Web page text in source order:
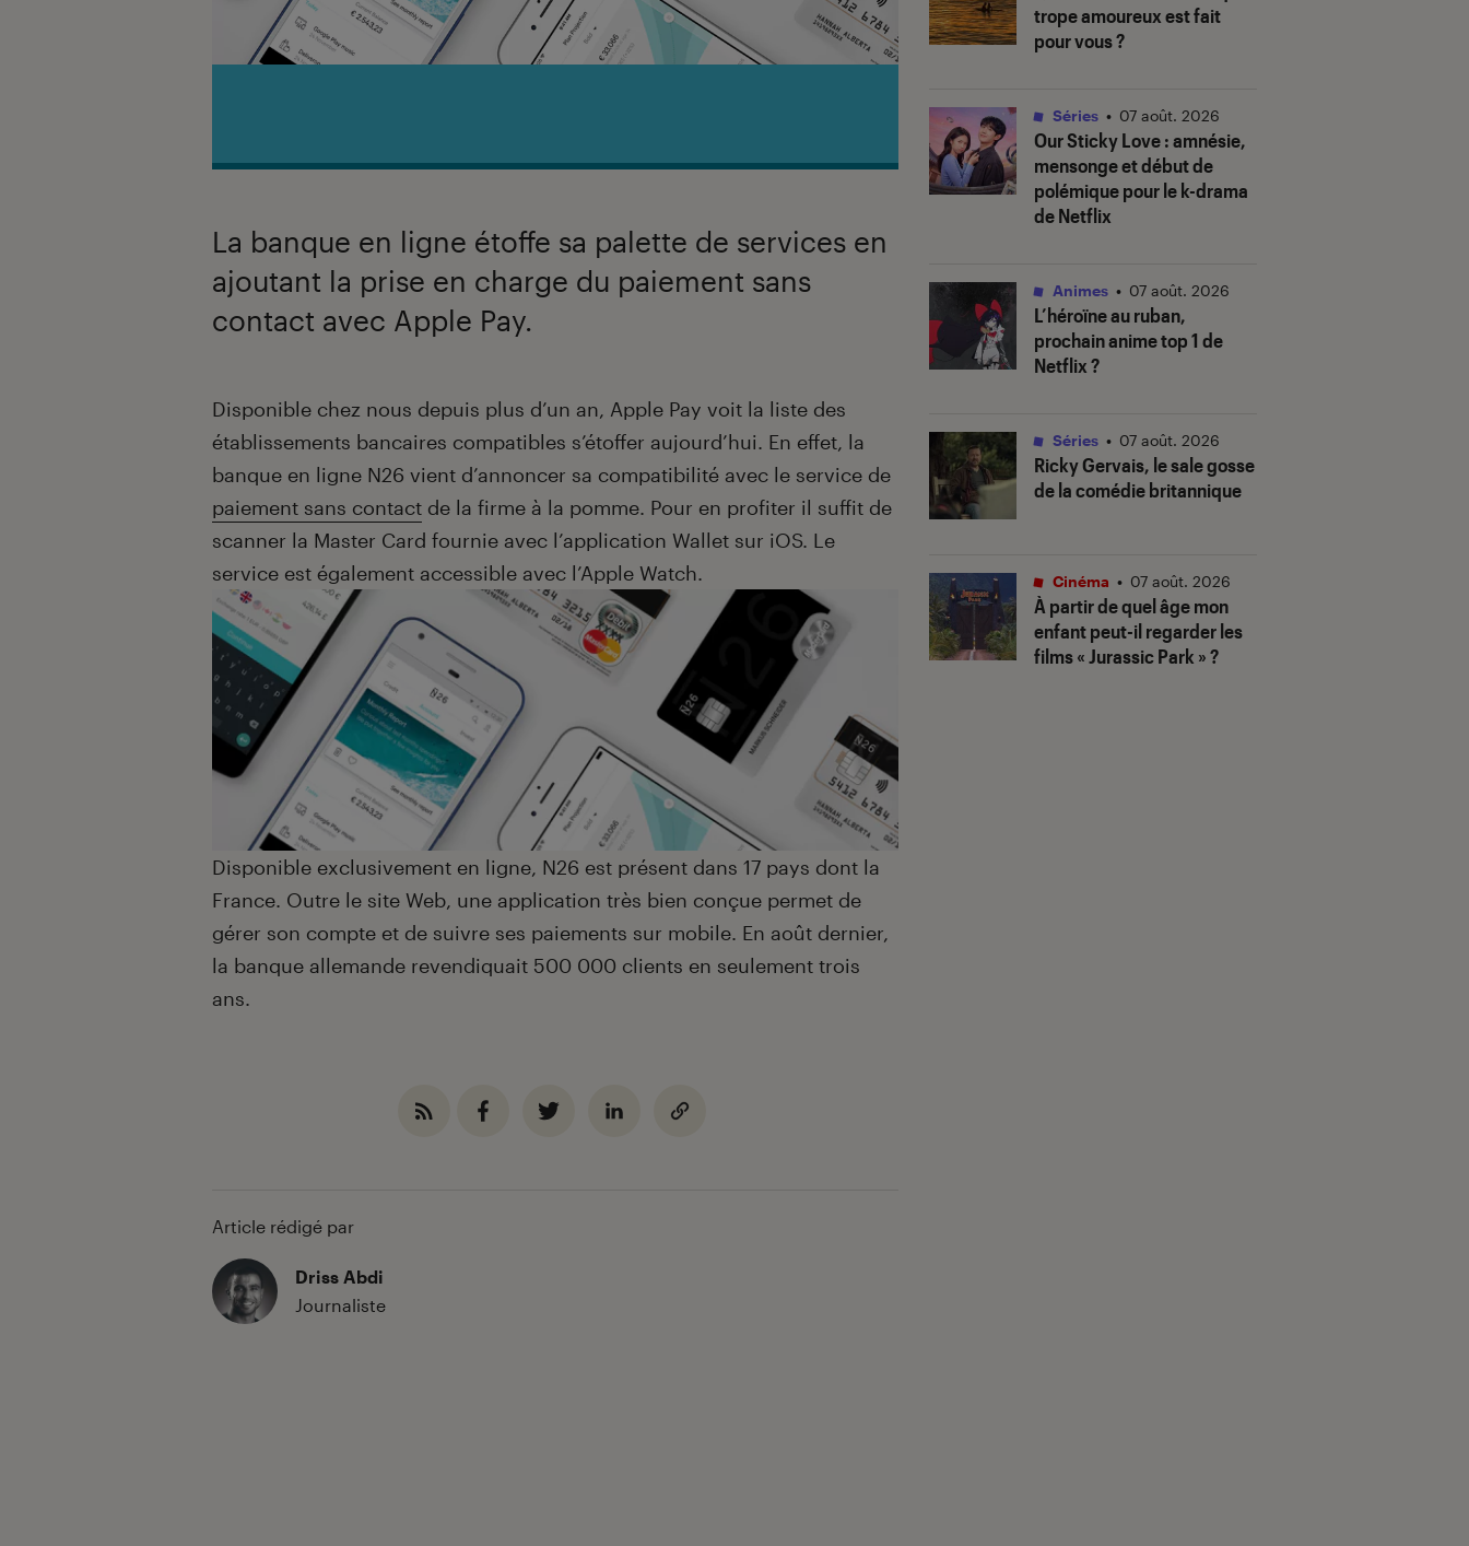
La banque en ligne étoffe sa palette de services en
ajoutant la prise en charge du paiement sans
contact avec Apple Pay.
Introduction
Disponible chez nous depuis plus d’un an, Apple Pay voit la liste des
établissements bancaires compatibles s’étoffer aujourd’hui. En effet, la
banque en ligne N26 vient d’annoncer sa compatibilité avec le service de
paiement sans contact de la firme à la pomme. Pour en profiter il suffit de
scanner la Master Card fournie avec l’application Wallet sur iOS. Le
service est également accessible avec l’Apple Watch.
Disponible exclusivement en ligne, N26 est présent dans 17 pays dont la
France. Outre le site Web, une application très bien conçue permet de
gérer son compte et de suivre ses paiements sur mobile. En août dernier,
la banque allemande revendiquait 500 000 clients en seulement trois
ans.
Article rédigé par
Driss Abdi
Journaliste
trope amoureux est fait
pour vous ?
Our Sticky Love: amnésie,
mensonge et début de
polémique pour le k-drama
de Netflix
Séries • 07 août. 2026
L’héroïne au ruban,
prochain anime top 1 de
Netflix ?
Animes • 07 août. 2026
Ricky Gervais, le sale gosse
de la comédie britannique
Séries • 07 août. 2026
À partir de quel âge mon
enfant peut-il regarder les
films « Jurassic Park » ?
Cinéma • 07 août. 2026